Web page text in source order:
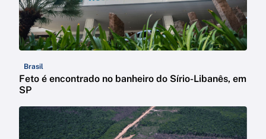
Brasil
Feto é encontrado no banheiro do Sírio-Libanês, em
SP